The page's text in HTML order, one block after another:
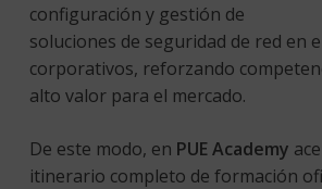
configuración y gestión de
soluciones de seguridad de red en
corporativos, reforzando
alto valor para el mercado.
De este modo, en PUE Academy
itinerario completo de formación